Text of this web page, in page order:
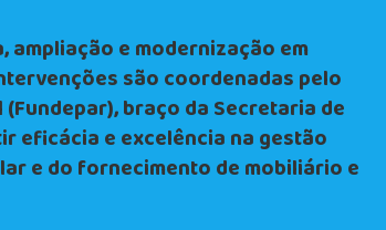
e modernização em
são coordenadas pelo
braço da Secretaria de
eficácia e excelência na gestão
e do fornecimento de mobiliário e